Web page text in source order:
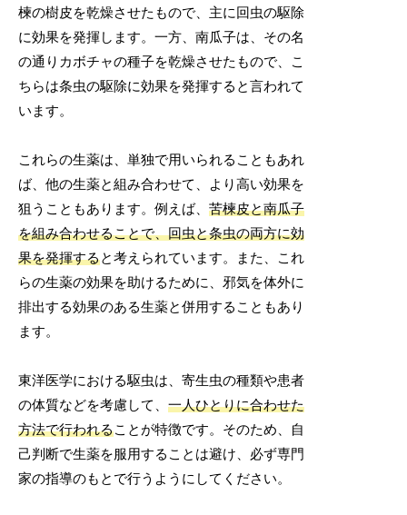
楝の樹皮を乾燥させたもので、主に回虫の駆除
に効果を発揮します。一方、南瓜子は、その名
の通りカボチャの種子を乾燥させたもので、こ
ちらは条虫の駆除に効果を発揮すると言われて
います。
これらの生薬は、単独で用いられることもあれ
ば、他の生薬と組み合わせて、より高い効果を
狙うこともあります。例えば、苦楝皮と南瓜子
を組み合わせることで、回虫と条虫の両方に効
果を発揮すると考えられています。また、これ
らの生薬の効果を助けるために、邪気を体外に
排出する効果のある生薬と併用することもあり
ます。
東洋医学における駆虫は、寄生虫の種類や患者
の体質などを考慮して、一人ひとりに合わせた
方法で行われることが特徴です。そのため、自
己判断で生薬を服用することは避け、必ず専門
家の指導のもとで行うようにしてください。